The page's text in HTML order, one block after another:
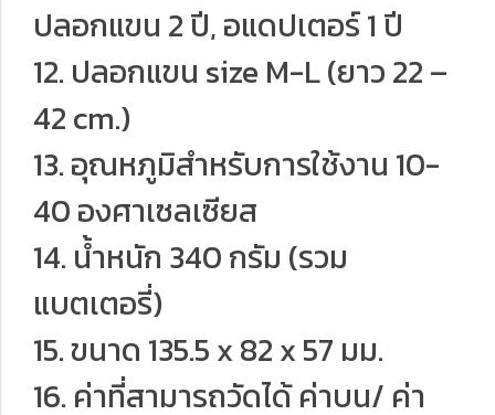
ปลอกแขน 2 ปี, อแดปเตอร์ 1 ปี
12. ปลอกแขน size M-L (ยาว 22 –
42 cm.)
13. อุณหภูมิสําหรับการใช้งาน 10-
40 องศาเซลเซียส
14. น้ําหนัก 340 กรัม (รวม
แบตเตอรี่)
15. ขนาด 135.5 x 82 x 57 มม.
16. ค่าที่สามารถวัดได้ ค่าบน/ ค่า